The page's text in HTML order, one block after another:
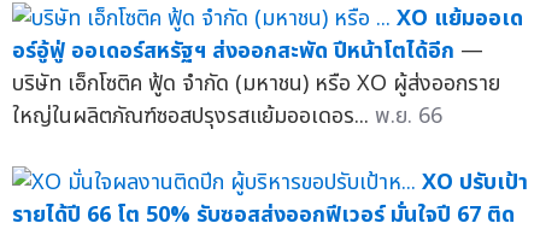
XO แย้มออเด
อร์อู้ฟู่ ออเดอร์สหรัฐฯ ส่งออกสะพัด ปีหน้าโตได้อีก —
บริษัท เอ็กโซติค ฟู้ด จำกัด (มหาชน) หรือ XO ผู้ส่งออกราย
ใหญ่ในผลิตภัณฑ์ซอสปรุงรสแย้มออเดอร... พ.ย. 66
XO ปรับเป้า
รายได้ปี 66 โต 50% รับซอสส่งออกฟีเวอร์ มั่นใจปี 67 ติด